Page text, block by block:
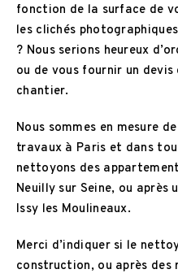
fonction de la surface de
les clichés
? Nous serions heureux
ou de vous fournir un
chantier.
Nous sommes en mesure
travaux à Paris et dans
nettoyons des
Neuilly sur Seine, ou après
Issy les Moulineaux.
Merci d’indiquer si le
construction, ou après des